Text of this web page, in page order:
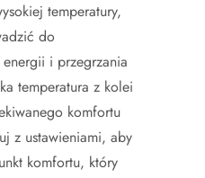
temperatury,
do
i przegrzania
temperatura z kolei
komfortu
z ustawieniami, aby
komfortu, który